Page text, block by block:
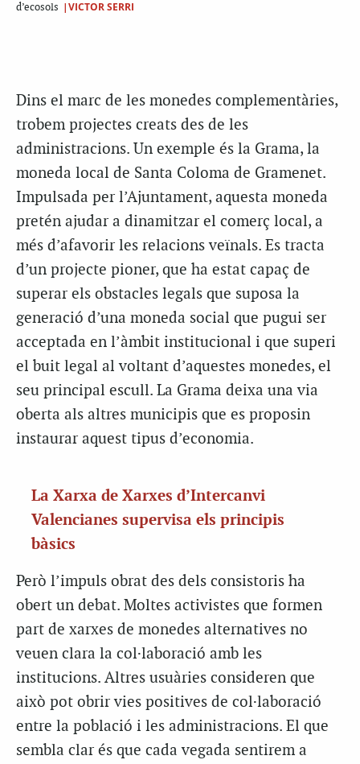
d’ecosols |VICTOR SERRI
Dins el marc de les monedes complementàries,
trobem projectes creats des de les
administracions. Un exemple és la Grama, la
moneda local de Santa Coloma de Gramenet.
Impulsada per l’Ajuntament, aquesta moneda
pretén ajudar a dinamitzar el comerç local, a
més d’afavorir les relacions veïnals. Es tracta
d’un projecte pioner, que ha estat capaç de
superar els obstacles legals que suposa la
generació d’una moneda social que pugui ser
acceptada en l’àmbit institucional i que superi
el buit legal al voltant d’aquestes monedes, el
seu principal escull. La Grama deixa una via
oberta als altres municipis que es proposin
instaurar aquest tipus d’economia.
La Xarxa de Xarxes d’Intercanvi
Valencianes supervisa els principis
bàsics
Però l’impuls obrat des dels consistoris ha
obert un debat. Moltes activistes que formen
part de xarxes de monedes alternatives no
veuen clara la col·laboració amb les
institucions. Altres usuàries consideren que
això pot obrir vies positives de col·laboració
entre la població i les administracions. El que
sembla clar és que cada vegada sentirem a